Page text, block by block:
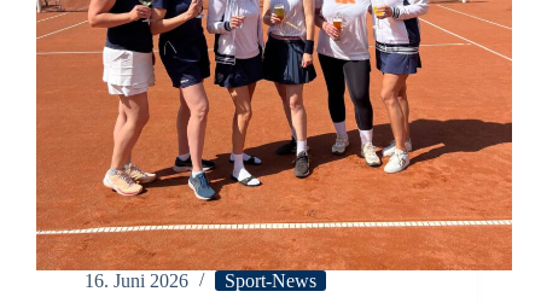
16. Juni 2026 Sport-News